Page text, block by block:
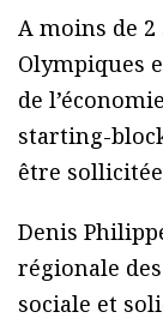
A moins de 2
Olympiques
de
starting-
être
Denis
régionale
sociale et